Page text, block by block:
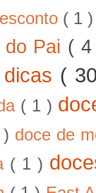
( 1
do Pai (
dicas (
( 1 )
doce de
( 1 )